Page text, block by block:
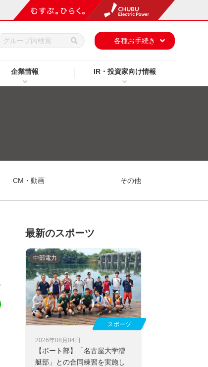
企業情報 IR・投資家向け情報
各種お手続き
CM・動画 その他
最新のスポーツ
2026年08月04日
【ボート部】
「名古屋大学漕
艇部」との合同練習を実施し
スポーツ
中部電力